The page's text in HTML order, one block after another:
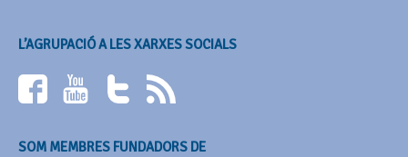
L’AGRUPACIÓ A LES XARXES SOCIALS
SOM MEMBRES FUNDADORS DE